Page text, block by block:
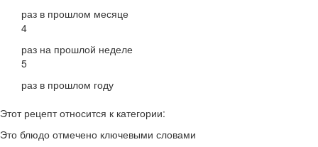
раз в прошлом месяце
4
раз на прошлой неделе
5
раз в прошлом году
Этот рецепт относится к категории:
Это блюдо отмечено ключевыми словами